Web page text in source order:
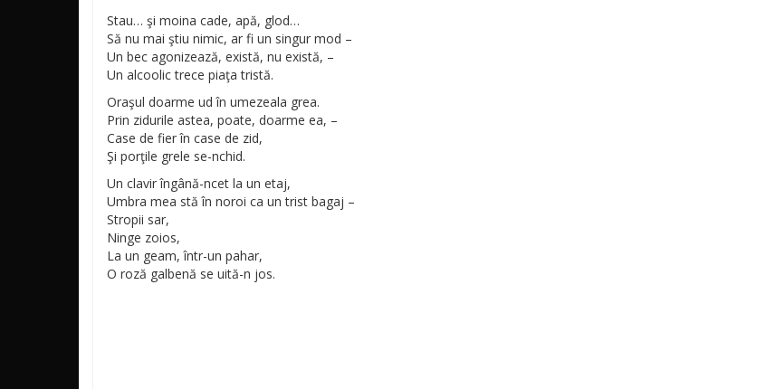
Stau… şi moina cade, apă, glod…
Să nu mai ştiu nimic, ar fi un singur mod –
Un bec agonizează, există, nu există, –
Un alcoolic trece piaţa tristă.
Oraşul doarme ud în umezeala grea.
Prin zidurile astea, poate, doarme ea, –
Case de fier în case de zid,
Şi porţile grele se-nchid.
Un clavir îngână-ncet la un etaj,
Umbra mea stă în noroi ca un trist bagaj –
Stropii sar,
Ninge zoios,
La un geam, într-un pahar,
O roză galbenă se uită-n jos.